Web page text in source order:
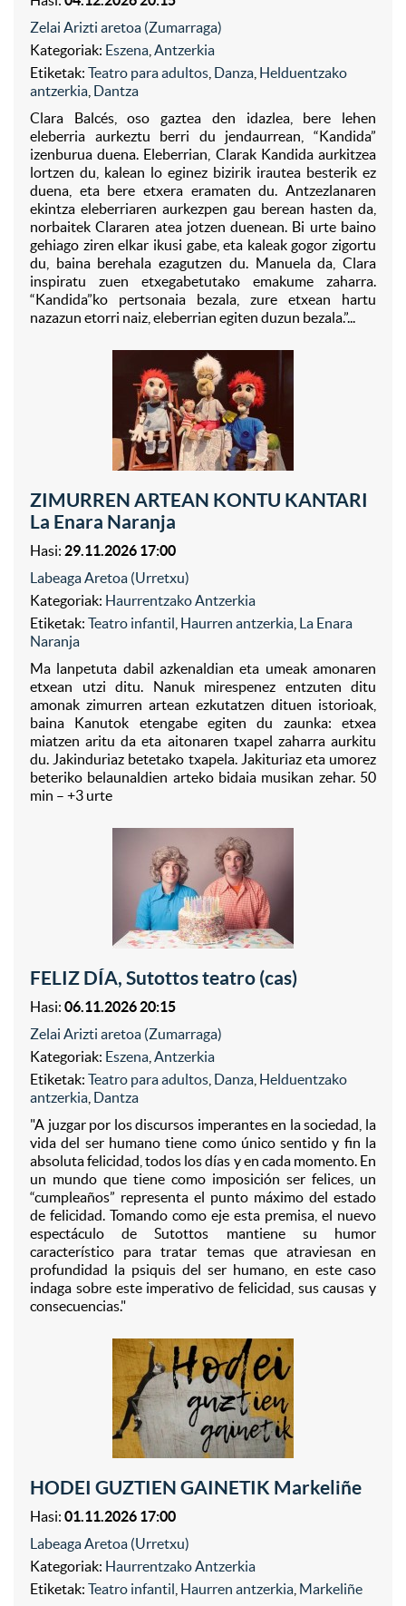
Zelai Arizti aretoa (Zumarraga)
Kategoriak: Eszena Antzerkia
Etiketak: Teatro para adultos Danza Helduentzako
antzerkia Dantza
Clara Balcés, oso gaztea den idazlea, bere lehen
eleberria aurkeztu berri du jendaurrean, “Kandida”
izenburua duena. Eleberrian, Clarak Kandida aurkitzea
lortzen du, kalean lo eginez bizirik irautea besterik ez
duena, eta bere etxera eramaten du. Antzezlanaren
ekintza eleberriaren aurkezpen gau berean hasten da,
norbaitek Clararen atea jotzen duenean. Bi urte baino
gehiago ziren elkar ikusi gabe, eta kaleak gogor zigortu
du, baina berehala ezagutzen du. Manuela da, Clara
inspiratu zuen etxegabetutako emakume zaharra.
“Kandida”ko pertsonaia bezala, zure etxean hartu
nazazun etorri naiz, eleberrian egiten duzun bezala.”...
ZIMURREN ARTEAN KONTU KANTARI
La Enara Naranja
Hasi: 29.11.2026 17:00
Labeaga Aretoa (Urretxu)
Kategoriak: Haurrentzako Antzerkia
Etiketak: Teatro infantil Haurren antzerkia La Enara
Naranja
Ma lanpetuta dabil azkenaldian eta umeak amonaren
etxean utzi ditu. Nanuk mirespenez entzuten ditu
amonak zimurren artean ezkutatzen dituen istorioak,
baina Kanutok etengabe egiten du zaunka: etxea
miatzen aritu da eta aitonaren txapel zaharra aurkitu
du. Jakinduriaz betetako txapela. Jakituriaz eta umorez
beteriko belaunaldien arteko bidaia musikan zehar. 50
min – +3 urte
FELIZ DÍA, Sutottos teatro (cas)
Hasi: 06.11.2026 20:15
Zelai Arizti aretoa (Zumarraga)
Kategoriak: Eszena Antzerkia
Etiketak: Teatro para adultos Danza Helduentzako
antzerkia Dantza
"A juzgar por los discursos imperantes en la sociedad, la
vida del ser humano tiene como único sentido y fin la
absoluta felicidad, todos los días y en cada momento. En
un mundo que tiene como imposición ser felices, un
“cumpleaños” representa el punto máximo del estado
de felicidad. Tomando como eje esta premisa, el nuevo
espectáculo de Sutottos mantiene su humor
característico para tratar temas que atraviesan en
profundidad la psiquis del ser humano, en este caso
indaga sobre este imperativo de felicidad, sus causas y
consecuencias."
HODEI GUZTIEN GAINETIK Markeliñe
Hasi: 01.11.2026 17:00
Labeaga Aretoa (Urretxu)
Kategoriak: Haurrentzako Antzerkia
Etiketak: Teatro infantil Haurren antzerkia Markeliñe